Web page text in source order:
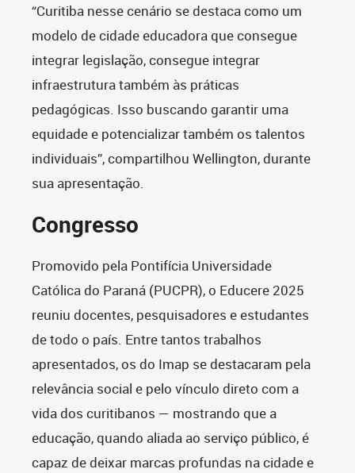
“Curitiba nesse cenário se destaca como um
modelo de cidade educadora que consegue
integrar legislação, consegue integrar
infraestrutura também às práticas
pedagógicas. Isso buscando garantir uma
equidade e potencializar também os talentos
individuais”, compartilhou Wellington, durante
sua apresentação.
Congresso
Promovido pela Pontifícia Universidade
Católica do Paraná (PUCPR), o Educere 2025
reuniu docentes, pesquisadores e estudantes
de todo o país. Entre tantos trabalhos
apresentados, os do Imap se destacaram pela
relevância social e pelo vínculo direto com a
vida dos curitibanos — mostrando que a
educação, quando aliada ao serviço público, é
capaz de deixar marcas profundas na cidade e